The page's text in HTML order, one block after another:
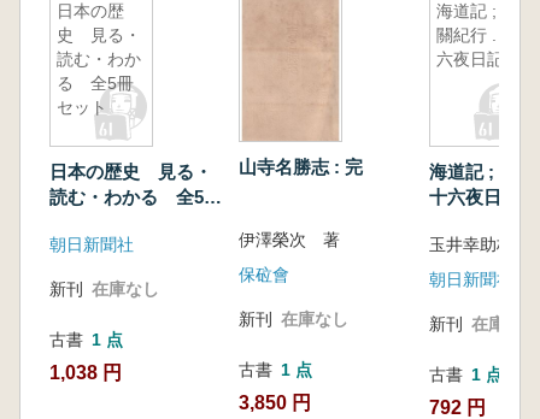
日本の歴
史 見る・
読む・わか
る 全5冊
セット
日本の歴史 見る・
読む・わかる 全5冊
朝日新聞社
新刊 在庫なし
古書 1 点
1,038 円
山寺名勝志 : 完
伊澤榮次 著
保砬會
新刊 在庫なし
古書 1 点
3,850 円
海道記 ; 東
關紀行 . 十
六夜日記
海道記 ; 東關
十六夜日記
朝日新聞社
新刊 在庫なし
古書 1 点
792 円